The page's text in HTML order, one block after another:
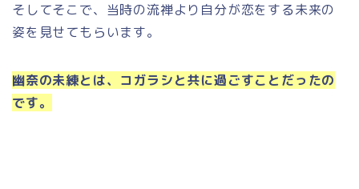
そしてそこで、当時の流禅より自分が恋をする未来の
姿を見せてもらいます。
幽奈の未練とは、コガラシと共に過ごすことだったの
です。